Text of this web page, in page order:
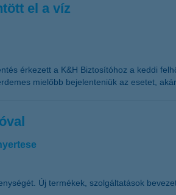
el a víz
érkezett a K&H Biztosítóhoz a keddi
mielőbb bejelenteniük az esetet,
Új termékek, szolgáltatások